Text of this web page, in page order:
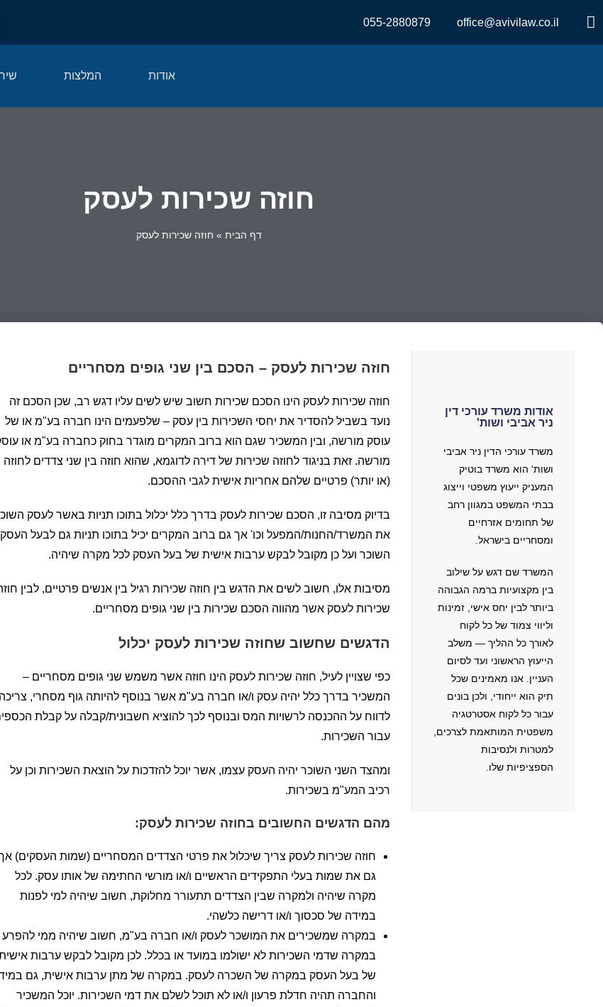
office@avivilaw.co.il
055-2880879
אודות המלצות
חוזה שכירות לעסק
דף הבית » חוזה שכירות לעסק
אודות משרד עורכי דין
ניר אביבי ושות'
משרד עורכי הדין ניר אביבי
ושות' הוא משרד בוטיק
המעניק ייעוץ משפטי וייצוג
בבתי המשפט במגוון רחב
של תחומים אזרחיים
ומסחריים בישראל.
המשרד שם דגש על שילוב
בין מקצועיות ברמה הגבוהה
ביותר לבין יחס אישי, זמינות
וליווי צמוד של כל לקוח
לאורך כל ההליך — משלב
הייעוץ הראשוני ועד לסיום
העניין. אנו מאמינים שכל
תיק הוא ייחודי, ולכן בונים
עבור כל לקוח אסטרטגיה
משפטית המותאמת לצרכים,
למטרות ולנסיבות
הספציפיות שלו.
חוזה שכירות לעסק – הסכם בין שני גופים מסחריים
חוזה שכירות לעסק הינו הסכם שכירות חשוב שיש לשים עליו דגש רב, שכן הסכם זה
נועד בשביל להסדיר את יחסי השכירות בין עסק – שלפעמים הינו חברה בע"מ או של
עוסק מורשה, ובין המשכיר שגם הוא ברוב המקרים מוגדר בחוק כחברה בע"מ או
מורשה. זאת בניגוד לחוזה שכירות של דירה לדוגמא, שהוא חוזה בין שני צדדים לחוזה
(או יותר) פרטיים שלהם אחריות אישית לגבי ההסכם.
בדיוק מסיבה זו, הסכם שכירות לעסק בדרך כלל יכלול בתוכו תניות באשר לעסק
את המשרד/החנות/המפעל וכו' אך גם ברוב המקרים יכיל בתוכו תניות גם לבעל העסק
השוכר ועל כן מקובל לבקש ערבות אישית של בעל העסק לכל מקרה שיהיה.
מסיבות אלו, חשוב לשים את הדגש בין חוזה שכירות רגיל בין אנשים פרטיים, לבין
שכירות לעסק אשר מהווה הסכם שכירות בין שני גופים מסחריים.
הדגשים שחשוב שחוזה שכירות לעסק יכלול
כפי שצויין לעיל, חוזה שכירות לעסק הינו חוזה אשר משמש שני גופים מסחריים –
המשכיר בדרך כלל יהיה עסק ו/או חברה בע"מ אשר בנוסף להיותה גוף מסחרי, צריכה
לדווח על ההכנסה לרשויות המס ובנוסף לכך להוציא חשבונית/קבלה על קבלת
עבור השכירות.
ומהצד השני השוכר יהיה העסק עצמו, אשר יוכל להזדכות על הוצאת השכירות וכן על
רכיב המע"מ בשכירות.
מהם הדגשים החשובים בחוזה שכירות לעסק:
חוזה שכירות לעסק צריך שיכלול את פרטי הצדדים המסחריים (שמות העסקים)
גם את שמות בעלי התפקידים הראשיים ו/או מורשי החתימה של אותו עסק. לכל
מקרה שיהיה ולמקרה שבין הצדדים תתעורר מחלוקת, חשוב שיהיה למי לפנות
במידה של סכסוך ו/או דרישה כלשהי.
במקרה שמשכירים את המושכר לעסק ו/או חברה בע"מ, חשוב שיהיה ממי להפרע
במקרה שדמי השכירות לא ישולמו במועד או בכלל. לכן מקובל לבקש ערבות
של בעל העסק במקרה של השכרה לעסק. במקרה של מתן ערבות אישית, גם
והחברה תהיה חדלת פרעון ו/או לא תוכל לשלם את דמי השכירות. יוכל המשכיר